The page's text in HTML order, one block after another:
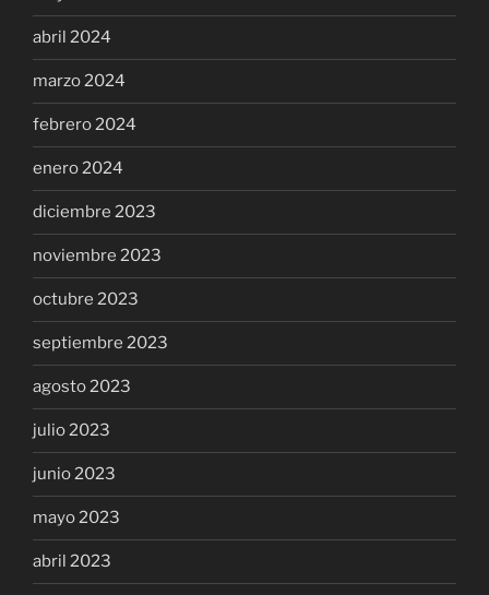
abril 2024
marzo 2024
febrero 2024
enero 2024
diciembre 2023
noviembre 2023
octubre 2023
septiembre 2023
agosto 2023
julio 2023
junio 2023
mayo 2023
abril 2023